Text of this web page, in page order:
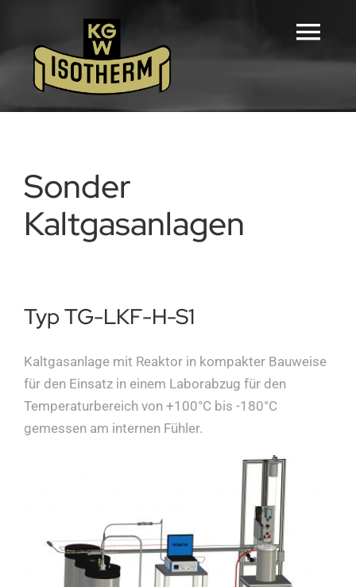
springen
Home
Produkte
Über uns
Händler
News
Sonder
Kaltgasanlagen
Typ TG-LKF-H-S1
Kaltgasanlage mit Reaktor in kompakter Bauweise
für den Einsatz in einem Laborabzug für den
Temperaturbereich von +100°C bis -180°C
gemessen am internen Fühler.